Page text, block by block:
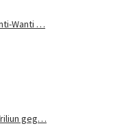
Wanti …
geg…